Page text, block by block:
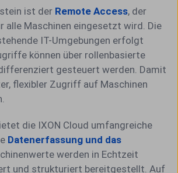
ist der Remote Access, der
alle Maschinen eingesetzt wird. Die
IT-Umgebungen erfolgt
können über rollenbasierte
gesteuert werden. Damit
flexibler Zugriff auf Maschinen
die IXON Cloud umfangreiche
Datenerfassung und das
werden in Echtzeit
und strukturiert bereitgestellt. Auf